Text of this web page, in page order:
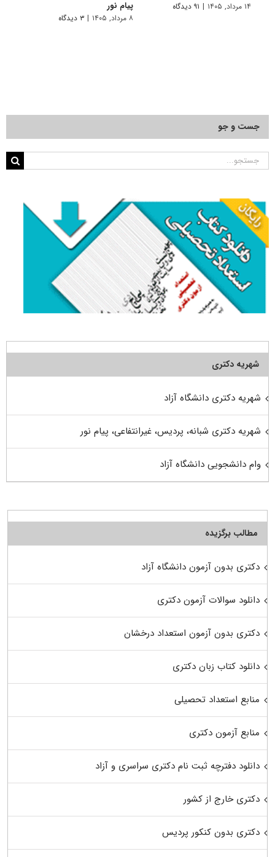
۱۴ مرداد, ۱۴۰۵ | ۹۱ دیدگاه
پیام نور
۸ مرداد, ۱۴۰۵ | ۳ دیدگاه
جست و جو
جستجو
شهریه دکتری
شهریه دکتری دانشگاه آزاد
شهریه دکتری شبانه، پردیس، غیرانتفاعی، پیام نور
وام دانشجویی دانشگاه آزاد
مطالب برگزیده
دکتری بدون آزمون دانشگاه آزاد
دانلود سوالات آزمون دکتری
دکتری بدون آزمون استعداد درخشان
دانلود کتاب زبان دکتری
منابع استعداد تحصیلی
منابع آزمون دکتری
دانلود دفترچه ثبت نام دکتری سراسری و آزاد
دکتری خارج از کشور
دکتری بدون کنکور پردیس